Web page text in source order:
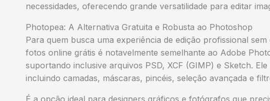
necessidades, oferecendo grande versatilidade para editar
Photopea: A Alternativa Gratuita e Robusta ao Photoshop
Para quem busca uma experiência de edição profissional
fotos online grátis é notavelmente semelhante ao Adobe
suportando inclusive arquivos PSD, XCF (GIMP) e Sketch.
incluindo camadas, máscaras, pincéis, seleção avançada e
É a opção ideal para designers gráficos e fotógrafos que